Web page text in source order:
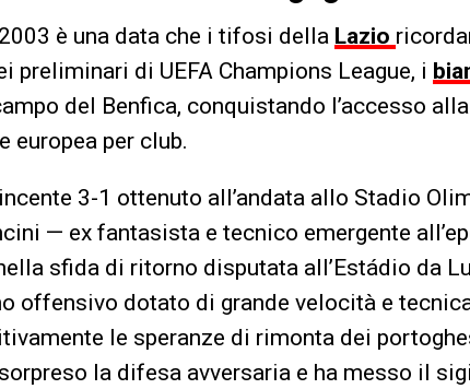
è una data che i tifosi della Lazio
preliminari di UEFA Champions League, i
del Benfica, conquistando l’accesso
europea per club.
3-1 ottenuto all’andata allo Stadio
— ex fantasista e tecnico emergente
sfida di ritorno disputata all’Estádio da
offensivo dotato di grande velocità e
le speranze di rimonta dei
la difesa avversaria e ha messo il